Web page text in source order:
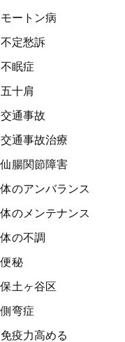
モートン病
不定愁訴
不眠症
五十肩
交通事故
交通事故治療
仙腸関節障害
体のアンバランス
体のメンテナンス
体の不調
便秘
保土ヶ谷区
側弯症
免疫力高める